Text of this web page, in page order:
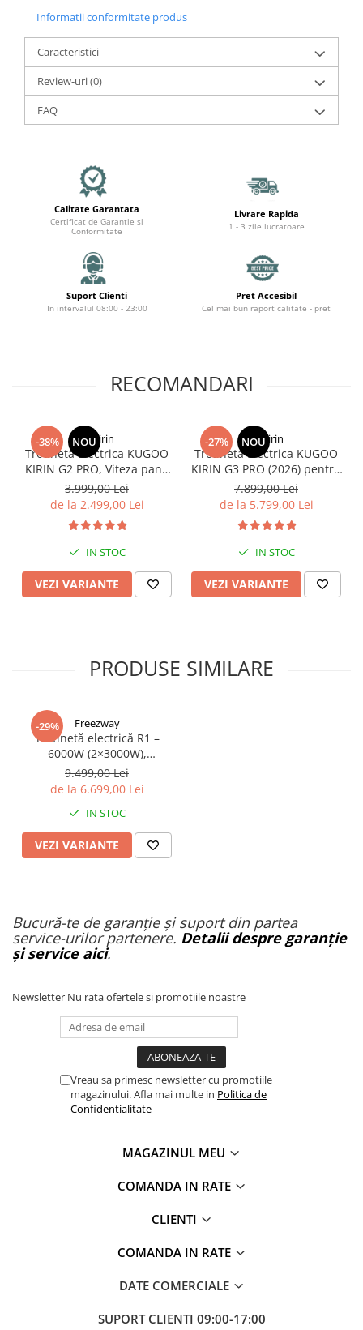
Informatii conformitate produs
Caracteristici
Review-uri(0)
FAQ
Calitate Garantata
Certificat de Garantie si
Conformitate
Livrare Rapida
1 - 3 zile lucratoare
Suport Clienti
In intervalul 08:00 - 23:00
Pret Accesibil
Cel mai bun raport calitate - pret
RECOMANDARI
-38% NOU
KuKirin
Trotineta Electrica KUGOO
KIRIN G2 PRO, Viteza pana
la 45km/h, Autonomie
55Km, Motor 600W, 48V
15Ah
3.999,00 Lei
de la 2.499,00 Lei
IN STOC
VEZI VARIANTE
-27% NOU
KuKirin
Trotineta Electrica KUGOO
KIRIN G3 PRO (2026) pentru
Teren Accidentat (Off-Road
Electric Scooter) - Motor
Dual 2x1200W, Autonomie
de 80km, Viteză Până la
65km/h, Baterie 52V 23.2Ah
7.899,00 Lei
de la 5.799,00 Lei
IN STOC
VEZI VARIANTE
PRODUSE SIMILARE
-29% Freezway
Trotinetă electrică R1 –
6000W (2×3000W),
autonomie 100 km, viteză
90 km/h, suspensie dublă,
frâne hidraulice
9.499,00 Lei
de la 6.699,00 Lei
IN STOC
VEZI VARIANTE
Bucură-te de garanție și suport din partea
service-urilor partenere. Detalii despre garanție
și service aici.
Newsletter Nu rata ofertele si promotiile noastre
Vreau sa primesc newsletter cu promotiile
magazinului. Afla mai multe in Politica de
Confidentialitate
MAGAZINUL MEU
COMANDA IN RATE
CLIENTI
COMANDA IN RATE
DATE COMERCIALE
SUPORT CLIENTI 09:00-17:00